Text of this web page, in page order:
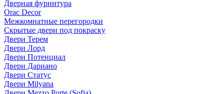
Дверная фурнитура
Orac Decor
Межкомнатные перегородки
Скрытые двери под покраскy
Двери Терем
Двери Лорд
Двери Потенциал
Двери Дариано
Двери Статус
Двери Milyana